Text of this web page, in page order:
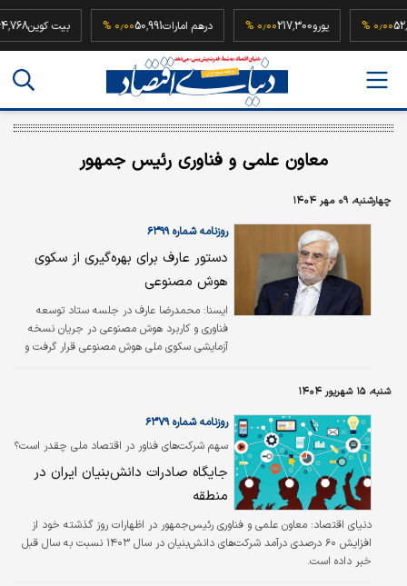
یورو217,300 درهم امارات50,991 بیت
معاون علمی و فناوری رئیس جمهور
چهارشنبه، ۰۹ مهر ۱۴۰۴
روزنامه شماره ۶۳۹۹
دستور عارف برای بهره‌گیری از سکوی
هوش مصنوعی
ایسنا: محمدرضا عارف در جلسه ستاد توسعه
فناوری و کاربرد هوش مصنوعی در جریان نسخه
آزمایشی سکوی ملی هوش مصنوعی قرار گرفت و
فناوری‌ها ظرف دو هفته به دولت ارائه شود.
شنبه، ۱۵ شهریور ۱۴۰۴
سهم شرکت‌های فناور در اقتصاد ملی چقدر است؟
روزنامه شماره ۶۳۷۹
جایگاه صادرات دانش‌بنیان ایران در
منطقه
دنیای اقتصاد: معاون علمی و فناوری رئیس‌جمهور در اظهارات روز گذشته خود از
افزایش ۶۰ درصدی درآمد شرکت‌‌های دانش‌بنیان در سال ۱۴۰۳ نسبت به سال قبل
خبر داده است.